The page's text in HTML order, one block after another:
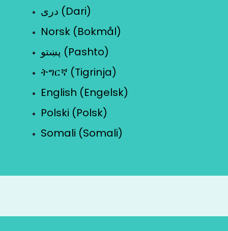
دری (Dari)
Norsk (Bokmål)
پښتو (Pashto)
ትግርኛ (Tigrinja)
English (Engelsk)
Polski (Polsk)
Somali (Somali)